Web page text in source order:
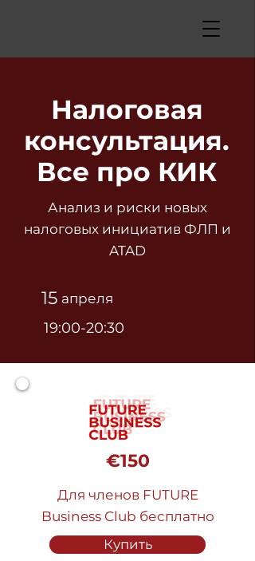
Налоговая
консультация.
Все про КИК
Анализ и риски новых
налоговых инициатив ФЛП и
ATAD
15 апреля
19:00-20:30
€150
Для членов FUTURE
Business Club бесплатно
Купить